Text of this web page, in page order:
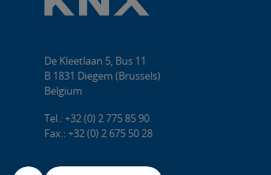
De Kleetlaan 5, Bus 11
B 1831 Diegem (Brussels)
Belgium
Tel.: +32 (0) 2 775 85 90
Fax.: +32 (0) 2 675 50 28